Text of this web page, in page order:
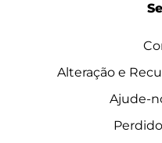
Alteração e
Ajude-